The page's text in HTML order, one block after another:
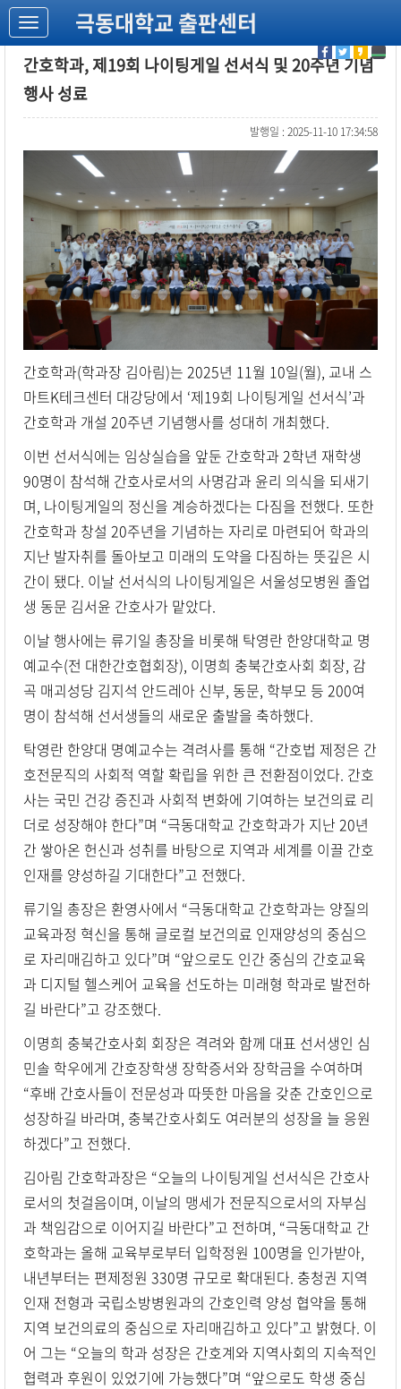
극동대학교 출판센터
간호학과, 제19회 나이팅게일 선서식 및 20주년 기념
행사 성료
발행일 : 2025-11-10 17:34:58
간호학과(학과장 김아림)는 2025년 11월 10일(월), 교내 스
마트K테크센터 대강당에서 ‘제19회 나이팅게일 선서식’과
간호학과 개설 20주년 기념행사를 성대히 개최했다.
이번 선서식에는 임상실습을 앞둔 간호학과 2학년 재학생
90명이 참석해 간호사로서의 사명감과 윤리 의식을 되새기
며, 나이팅게일의 정신을 계승하겠다는 다짐을 전했다. 또한
간호학과 창설 20주년을 기념하는 자리로 마련되어 학과의
지난 발자취를 돌아보고 미래의 도약을 다짐하는 뜻깊은 시
간이 됐다. 이날 선서식의 나이팅게일은 서울성모병원 졸업
생 동문 김서윤 간호사가 맡았다.
이날 행사에는 류기일 총장을 비롯해 탁영란 한양대학교 명
예교수(전 대한간호협회장), 이명희 충북간호사회 회장, 감
곡 매괴성당 김지석 안드레아 신부, 동문, 학부모 등 200여
명이 참석해 선서생들의 새로운 출발을 축하했다.
탁영란 한양대 명예교수는 격려사를 통해 “간호법 제정은 간
호전문직의 사회적 역할 확립을 위한 큰 전환점이었다. 간호
사는 국민 건강 증진과 사회적 변화에 기여하는 보건의료 리
더로 성장해야 한다”며 “극동대학교 간호학과가 지난 20년
간 쌓아온 헌신과 성취를 바탕으로 지역과 세계를 이끌 간호
인재를 양성하길 기대한다”고 전했다.
류기일 총장은 환영사에서 “극동대학교 간호학과는 양질의
교육과정 혁신을 통해 글로컬 보건의료 인재양성의 중심으
로 자리매김하고 있다”며 “앞으로도 인간 중심의 간호교육
과 디지털 헬스케어 교육을 선도하는 미래형 학과로 발전하
길 바란다”고 강조했다.
이명희 충북간호사회 회장은 격려와 함께 대표 선서생인 심
민솔 학우에게 간호장학생 장학증서와 장학금을 수여하며
“후배 간호사들이 전문성과 따뜻한 마음을 갖춘 간호인으로
성장하길 바라며, 충북간호사회도 여러분의 성장을 늘 응원
하겠다”고 전했다.
김아림 간호학과장은 “오늘의 나이팅게일 선서식은 간호사
로서의 첫걸음이며, 이날의 맹세가 전문직으로서의 자부심
과 책임감으로 이어지길 바란다”고 전하며, “극동대학교 간
호학과는 올해 교육부로부터 입학정원 100명을 인가받아,
내년부터는 편제정원 330명 규모로 확대된다. 충청권 지역
인재 전형과 국립소방병원과의 간호인력 양성 협약을 통해
지역 보건의료의 중심으로 자리매김하고 있다”고 밝혔다. 이
어 그는 “오늘의 학과 성장은 간호계와 지역사회의 지속적인
협력과 후원이 있었기에 가능했다”며 “앞으로도 학생 중심